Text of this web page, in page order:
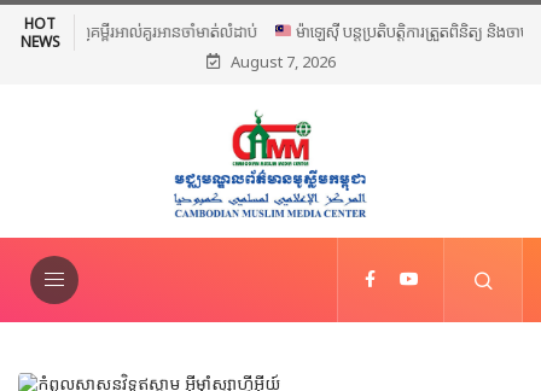
HOT
NEWS
ម៉ាឡេស៊ី បន្តប្រតិបត្តិការត្រួតពិនិត្យ និងចាប់ខ្លួនជនអន្តោប្រវេសន៍ខុស
ច្បាប់ទូទាំងប្រទេស
August 7, 2026